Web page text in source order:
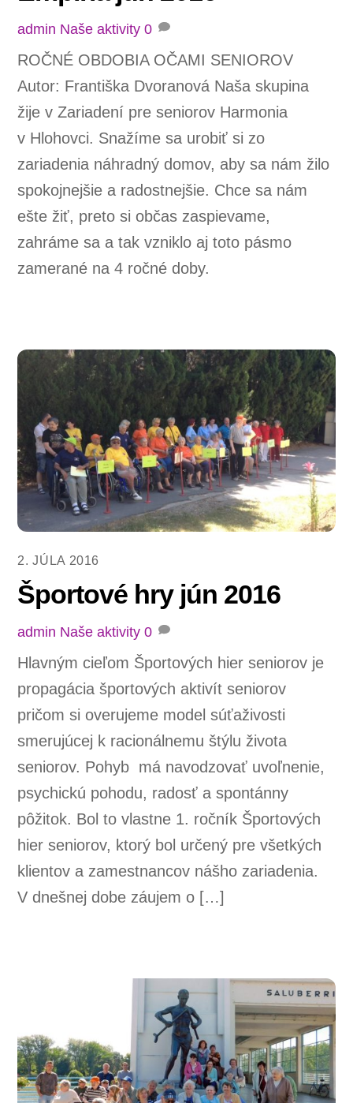
admin Naše aktivity 0
ROČNÉ OBDOBIA OČAMI SENIOROV
Autor: Františka Dvoranová Naša skupina
žije v Zariadení pre seniorov Harmonia
v Hlohovci. Snažíme sa urobiť si zo
zariadenia náhradný domov, aby sa nám žilo
spokojnejšie a radostnejšie. Chce sa nám
ešte žiť, preto si občas zaspievame,
zahráme sa a tak vzniklo aj toto pásmo
zamerané na 4 ročné doby.
2. JÚLA 2016
Športové hry jún 2016
admin Naše aktivity 0
Hlavným cieľom Športových hier seniorov je
propagácia športových aktivít seniorov
pričom si overujeme model súťaživosti
smerujúcej k racionálnemu štýlu života
seniorov. Pohyb má navodzovať uvoľnenie,
psychickú pohodu, radosť a spontánny
pôžitok. Bol to vlastne 1. ročník Športových
hier seniorov, ktorý bol určený pre všetkých
klientov a zamestnancov nášho zariadenia.
V dnešnej dobe záujem o […]